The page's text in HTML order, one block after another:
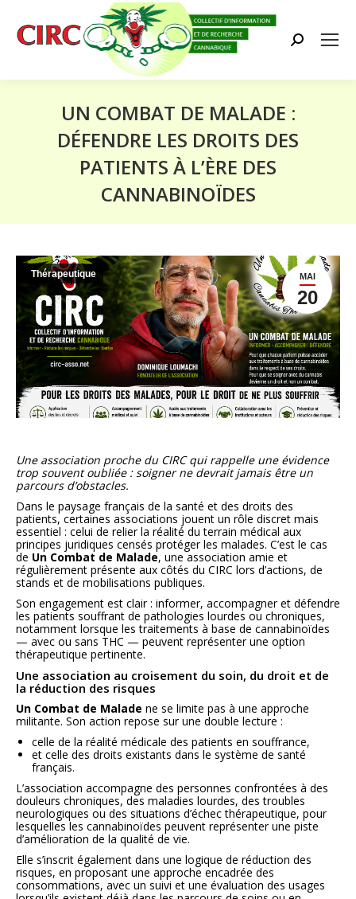
Search:
UN COMBAT DE MALADE :
DÉFENDRE LES DROITS DES
PATIENTS À L’ÈRE DES
CANNABINOÏDES
MAI
20
Thérapeutique
Une association proche du CIRC qui rappelle une évidence
trop souvent oubliée : soigner ne devrait jamais être un
parcours d’obstacles.
Dans le paysage français de la santé et des droits des
patients, certaines associations jouent un rôle discret mais
essentiel : celui de relier la réalité du terrain médical aux
principes juridiques censés protéger les malades. C’est le cas
de Un Combat de Malade, une association amie et
régulièrement présente aux côtés du CIRC lors d’actions, de
stands et de mobilisations publiques.
Son engagement est clair : informer, accompagner et défendre
les patients souffrant de pathologies lourdes ou chroniques,
notamment lorsque les traitements à base de cannabinoïdes
— avec ou sans THC — peuvent représenter une option
thérapeutique pertinente.
Une association au croisement du soin, du droit et de
la réduction des risques
Un Combat de Malade ne se limite pas à une approche
militante. Son action repose sur une double lecture :
celle de la réalité médicale des patients en souffrance,
et celle des droits existants dans le système de santé
français.
L’association accompagne des personnes confrontées à des
douleurs chroniques, des maladies lourdes, des troubles
neurologiques ou des situations d’échec thérapeutique, pour
lesquelles les cannabinoïdes peuvent représenter une piste
d’amélioration de la qualité de vie.
Elle s’inscrit également dans une logique de réduction des
risques, en proposant une approche encadrée des
consommations, avec un suivi et une évaluation des usages